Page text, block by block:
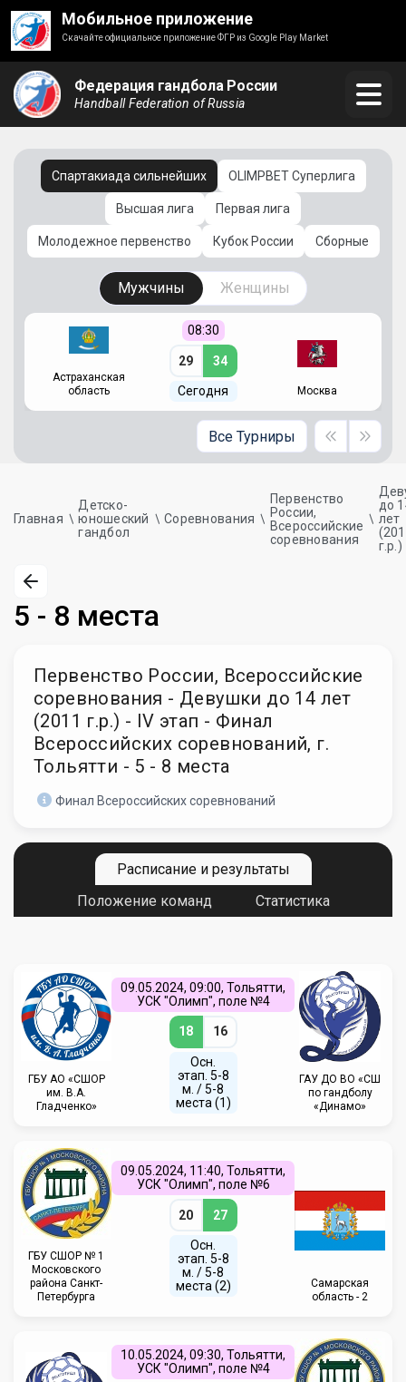
Мобильное приложение
Скачайте официальное приложение ФГР из Google Play Market
Федерация гандбола России
Handball Federation of Russia
Спартакиада сильнейших OLIMPBET Суперлига
Высшая лига Первая лига
Молодежное первенство Кубок России Сборные
Мужчины Женщины
Астраханская
область
08:30
29 34
Сегодня Москва
Все Турниры
Главная
Детско-
юношеский
гандбол
Соревнования
Первенство
России,
Всероссийские
соревнования
до
лет
г.р.)
5 - 8 места
Первенство России, Всероссийские
соревнования - Девушки до 14 лет
(2011 г.р.) - IV этап - Финал
Всероссийских соревнований, г.
Тольятти - 5 - 8 места
Финал Всероссийских соревнований
Расписание и результаты
Положение команд
Статистика
ГБУ АО «СШОР
им. В.А.
Гладченко»
09.05.2024, 09:00, Тольятти,
УСК "Олимп", поле №4
18 16
Осн.
этап. 5-8
м. / 5-8
места (1)
ГАУ ДО ВО «СШ
по гандболу
«Динамо»
ГБУ СШОР № 1
Московского
района Санкт-
Петербурга
09.05.2024, 11:40, Тольятти,
УСК "Олимп", поле №6
20 27
Осн.
этап. 5-8
м. / 5-8
места (2)
Самарская
область - 2
10.05.2024, 09:30, Тольятти,
УСК "Олимп", поле №4